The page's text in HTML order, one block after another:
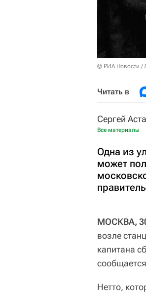
© РИА Новости /
Читать в
Сергей
Все материалы
Одна из
может
МОСКВА,
возле
капитана
Нетто,